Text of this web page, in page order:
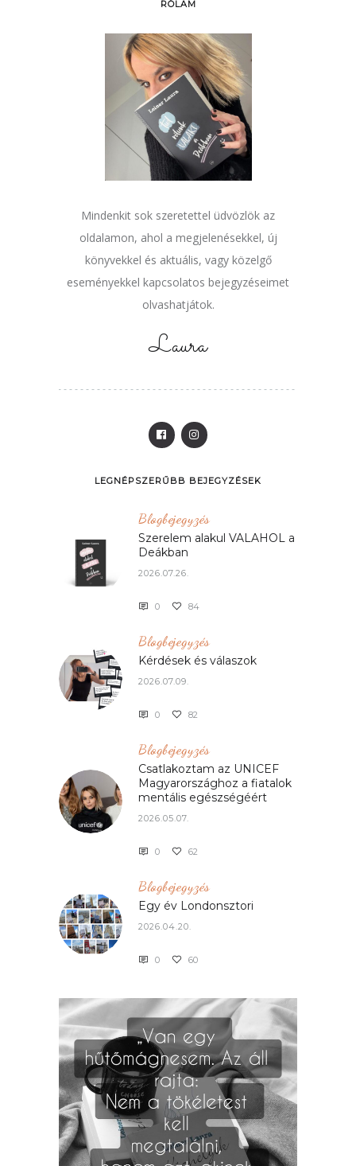
RÓLAM
Mindenkit sok szeretettel üdvözlök az
oldalamon, ahol a megjelenésekkel, új
könyvekkel és aktuális, vagy közelgő
eseményekkel kapcsolatos bejegyzéseimet
olvashatjátok.
Laura
LEGNÉPSZERŰBB BEJEGYZÉSEK
Blogbejegyzés
Szerelem alakul VALAHOL a
Deákban
2026.07.26.
0 84
Blogbejegyzés
Kérdések és válaszok
2026.07.09.
0 82
Blogbejegyzés
Csatlakoztam az UNICEF
Magyarországhoz a fiatalok
mentális egészségéért
2026.05.07.
0 62
Blogbejegyzés
Egy év Londonsztori
2026.04.20.
0 60